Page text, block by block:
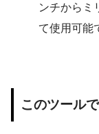
ンチからミ
て使用可能
このツール